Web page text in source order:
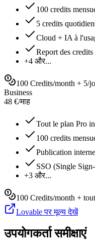
100 credits
5 credits
Cloud + IA à
Report des credits
+4 और...
100 Credits/month + 5/
Business
48 €/माह
Tout le plan Pro
100 credits
Publication interne
SSO (Single
+3 और...
100 Credits/month +
Lovable पर मूल्य देखें
उपयोगकर्ता समीक्षाएं